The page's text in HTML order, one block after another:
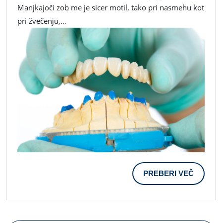
Res
Rešitev?
Manjkajoči zob me je sicer motil, tako pri nasmehu kot
pri žvečenju,…
PREBERI VEČ
VEČ